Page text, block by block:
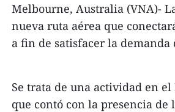
Melbourne, Australia (VNA)-
nueva ruta aérea que
a fin de satisfacer la demanda
Se trata de una actividad en
que contó con la presencia